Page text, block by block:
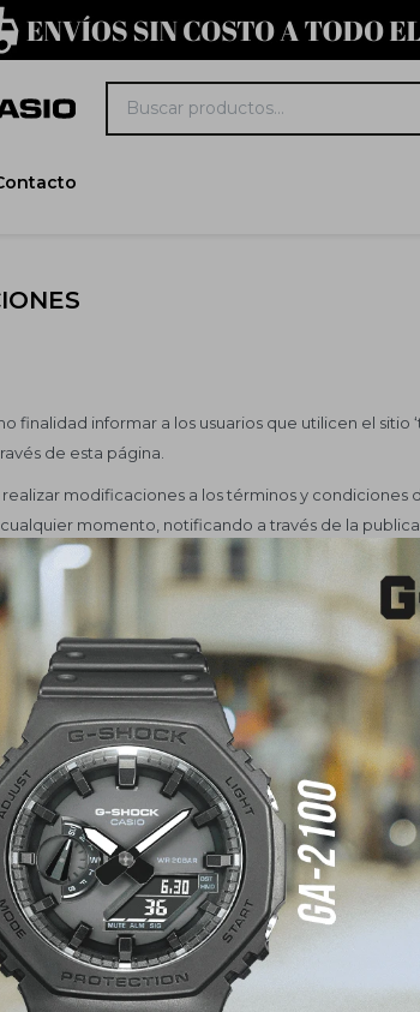
informar a los usuarios que utilicen el sitio
de esta página.
realizar modificaciones a los términos y condiciones
momento, notificando a través de la
brindada por éste es verdadera, siendo de su
es responsable en caso de falsedad de los datos
en el sitio será de exclusiva responsabilidad del
garantía por 1 año. Además somos el único service
venta.
30 días luego de efectuada la compra. Siempre
garantía, y boleta.